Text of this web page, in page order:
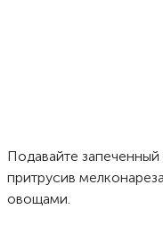
Подавайте
притрусив
овощами.